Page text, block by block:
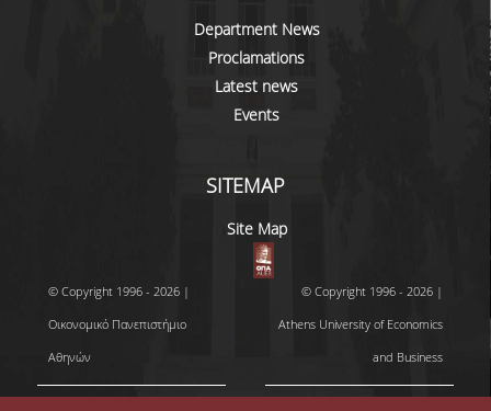
Department News
Proclamations
Latest news
Events
SITEMAP
Site Map
© Copyright 1996 - 2026 |
Οικονομικό Πανεπιστήμιο
Αθηνών
© Copyright 1996 - 2026 |
Athens University of Economics
and Business